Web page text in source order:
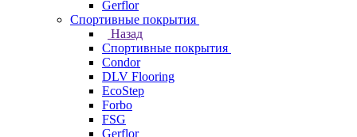
Gerflor
Спортивные покрытия
Назад
Спортивные покрытия
Condor
DLV Flooring
EcoStep
Forbo
FSG
Gerflor